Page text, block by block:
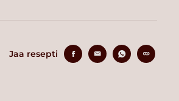
Jaa resepti